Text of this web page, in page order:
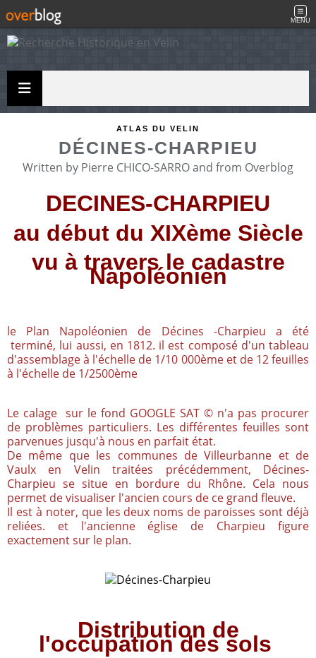
MENU
ATLAS DU VELIN
DÉCINES-CHARPIEU
Written by Pierre CHICO-SARRO and from Overblog
DECINES-CHARPIEU
au début du XIXème Siècle
vu à travers le cadastre
Napoléonien
le Plan Napoléonien de Décines -Charpieu a été
terminé, lui aussi, en 1812. il est composé d'un tableau
d'assemblage à l'échelle de 1/10 000ème et de 12 feuilles
à l'échelle de 1/2500ème
Le calage sur le fond GOOGLE SAT © n'a pas procurer
de problèmes particuliers. Les différentes feuilles sont
parvenues jusqu'à nous en parfait état.
De même que les communes de Villeurbanne et de
Vaulx en Velin traitées précédemment, Décines-
Charpieu se situe en bordure du Rhône. Cela nous
permet de visualiser l'ancien cours de ce grand fleuve.
Il est à noter, que les deux noms de paroisses sont déjà
reliées. et l'ancienne église de Charpieu figure
exactement sur le plan.
Distribution de
l'occupation des sols